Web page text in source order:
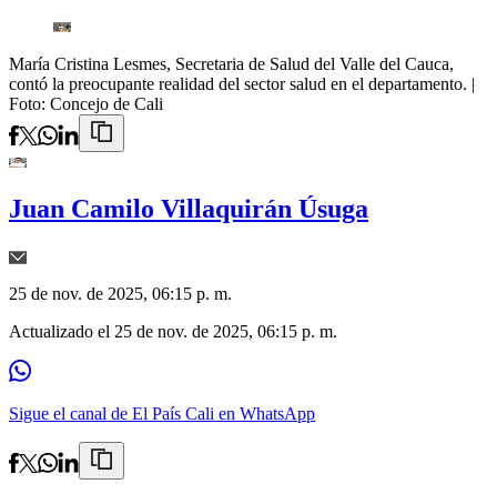
María Cristina Lesmes, Secretaria de Salud del Valle del Cauca,
contó la preocupante realidad del sector salud en el departamento. |
Foto: Concejo de Cali
Juan Camilo Villaquirán Úsuga
25 de nov. de 2025, 06:15 p. m.
Actualizado el 25 de nov. de 2025, 06:15 p. m.
Sigue el canal de El País Cali en WhatsApp